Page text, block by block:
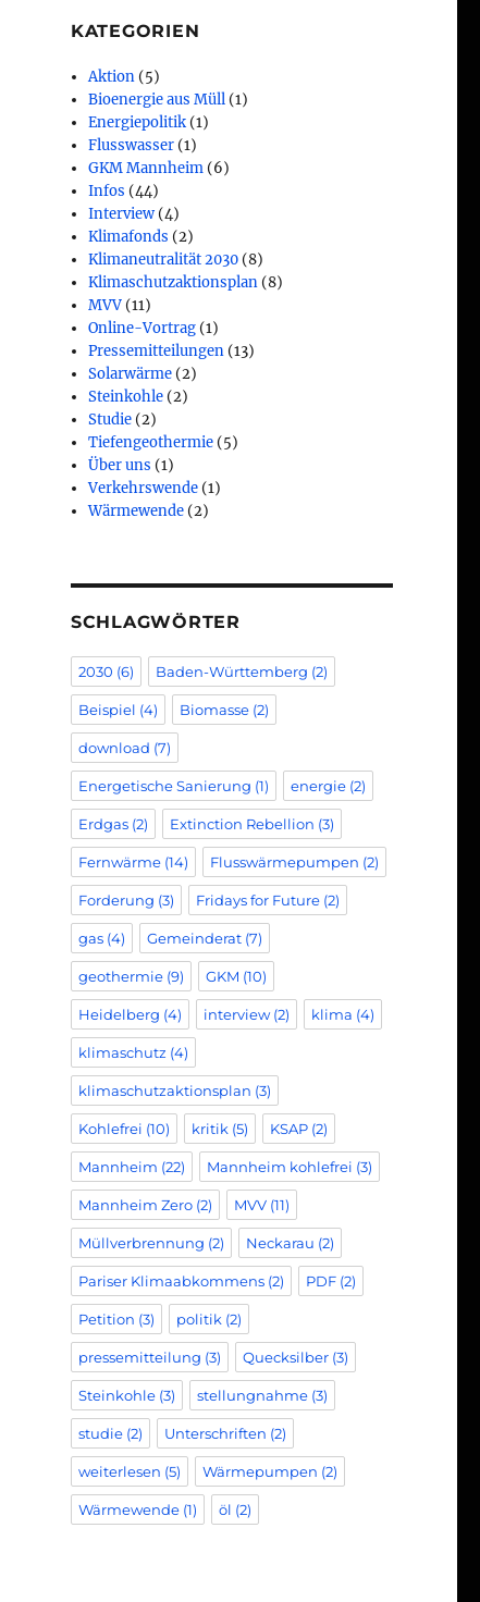
KATEGORIEN
Aktion (5)
Bioenergie aus Müll (1)
Energiepolitik (1)
Flusswasser (1)
GKM Mannheim (6)
Infos (44)
Interview (4)
Klimafonds (2)
Klimaneutralität 2030 (8)
Klimaschutzaktionsplan (8)
MVV (11)
Online-Vortrag (1)
Pressemitteilungen (13)
Solarwärme (2)
Steinkohle (2)
Studie (2)
Tiefengeothermie (5)
Über uns (1)
Verkehrswende (1)
Wärmewende (2)
SCHLAGWÖRTER
2030 (6) Baden-Württemberg (2)
Beispiel (4) Biomasse(2)
download (7)
Energetische Sanierung (1) energie(2)
Erdgas(2) Extinction Rebellion (3)
Fernwärme(14) Flusswärmepumpen (2)
Forderung (3) Fridays for Future(2)
gas(4) Gemeinderat(7)
geothermie(9) GKM (10)
Heidelberg (4) interview(2) klima (4)
klimaschutz (4)
klimaschutzaktionsplan (3)
Kohlefrei (10) kritik (5) KSAP(2)
Mannheim (22) Mannheim kohlefrei (3)
Mannheim Zero(2) MVV(11)
Müllverbrennung (2) Neckarau (2)
Pariser Klimaabkommens(2) PDF(2)
Petition (3) politik (2)
pressemitteilung (3) Quecksilber(3)
Steinkohle(3) stellungnahme(3)
studie(2) Unterschriften (2)
weiterlesen (5) Wärmepumpen (2)
Wärmewende(1) öl (2)